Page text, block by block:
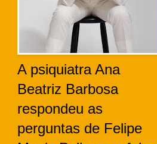
A psiquiatra Ana
Beatriz Barbosa
respondeu as
perguntas de Felipe